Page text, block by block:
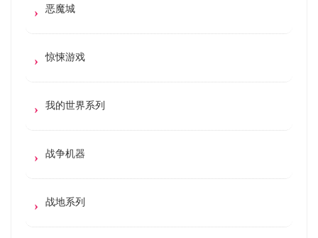
恶魔城
惊悚游戏
我的世界系列
战争机器
战地系列